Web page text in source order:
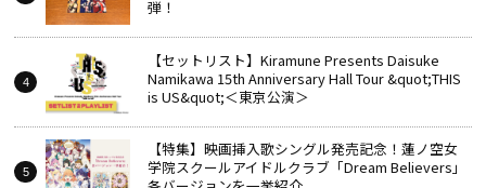
弾！
【セットリスト】Kiramune Presents Daisuke
Namikawa 15th Anniversary Hall Tour &quot;THIS
is US&quot;＜東京公演＞
【特集】映画挿入歌シングル発売記念！蓮ノ空女
学院スクールアイドルクラブ「Dream Believers」